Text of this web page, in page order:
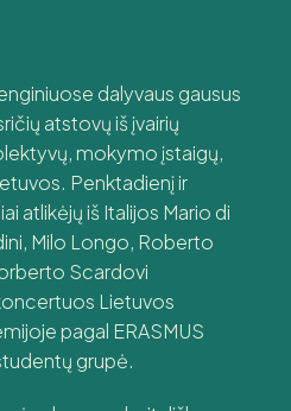
dalyvaus gausus
atstovų iš įvairių
mokymo įstaigų,
Penktadienį ir
atlikėjų iš Italijos Mario di
Milo Longo, Roberto
Scardovi
Lietuvos
pagal ERASMUS
grupė.